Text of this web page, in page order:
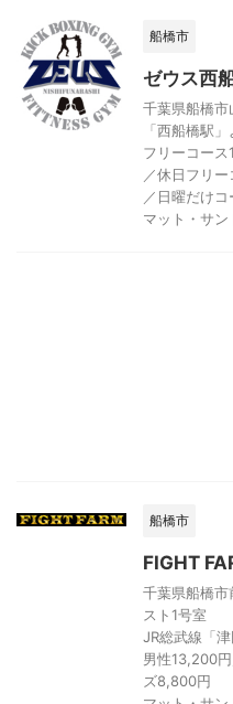
船橋市
ゼウス西
千葉県船橋
「西船橋駅
フリーコー
／休日フリ
／日曜だけ
マット・サ
船橋市
FIGHT
千葉県船橋
スト1号室
JR総武線「
男性13,200
ズ8,800円